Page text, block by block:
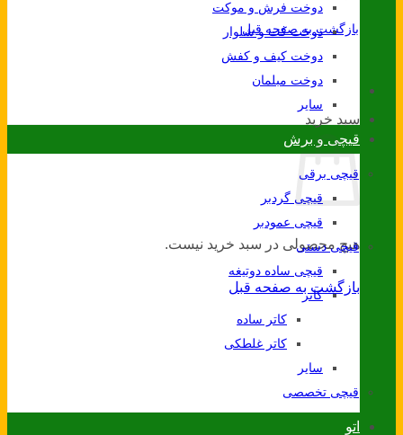
بازگشت به صفحه قبل
سبد خرید
هیچ محصولی در سبد خرید نیست.
بازگشت به صفحه قبل
دوخت فرش و موکت
دوخت کت و شلوار
دوخت کیف و کفش
دوخت مبلمان
سایر
قیچی و برش
قیچی برقی
قیچی گردبر
قیچی عمودبر
قیچی دستی
قیچی ساده دوتیغه
کاتر
کاتر ساده
کاتر غلطکی
سایر
قیچی تخصصی
اتو